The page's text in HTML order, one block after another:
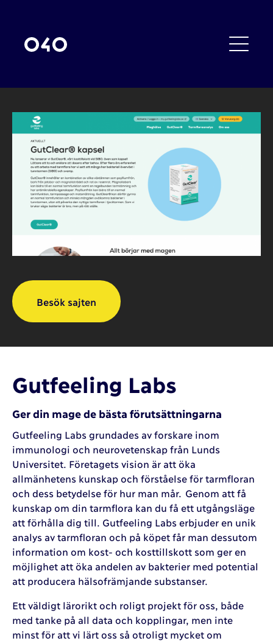
Besök sajten
Gutfeeling Labs
Ger din mage de bästa förutsättningarna
Gutfeeling Labs grundades av forskare inom
immunologi och neurovetenskap från Lunds
Universitet. Företagets vision är att öka
allmänhetens kunskap och förståelse för tarmfloran
och dess betydelse för hur man mår. Genom att få
kunskap om din tarmflora kan du få ett utgångsläge
att förhålla dig till. Gutfeeling Labs erbjuder en unik
analys av tarmfloran och på köpet får man dessutom
information om kost- och kosttillskott som ger en
möjlighet att öka andelen av bakterier med potential
att producera hälsofrämjande substanser.
Ett väldigt lärorikt och roligt projekt för oss, både
med tanke på all data och kopplingar, men inte
minst för att vi lärt oss så otroligt mycket om